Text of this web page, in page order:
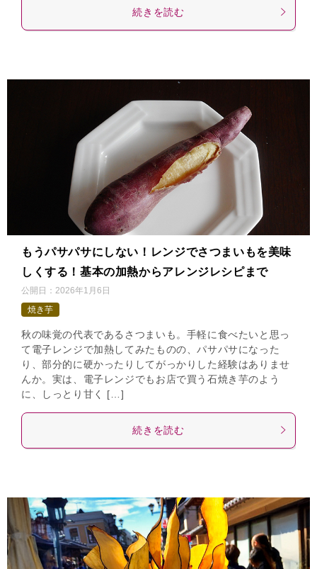
続きを読む
もうパサパサにしない！レンジでさつまいもを美味
しくする！基本の加熱からアレンジレシピまで
公開日： 2026年1月6日
焼き芋
秋の味覚の代表であるさつまいも。手軽に食べたいと思っ
て電子レンジで加熱してみたものの、パサパサになった
り、部分的に硬かったりしてがっかりした経験はありませ
んか。実は、電子レンジでもお店で買う石焼き芋のよう
に、しっとり甘く […]
続きを読む